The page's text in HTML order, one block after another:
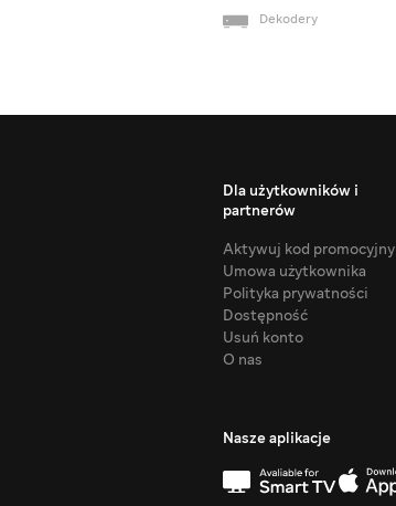
Dekodery
Dla użytkowników i
partnerów
Aktywuj kod promocyjny
Umowa użytkownika
Polityka prywatności
Dostępność
Usuń konto
O nas
Nasze aplikacje